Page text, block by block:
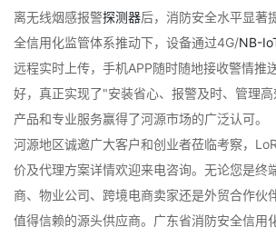
离无线烟感报警探测器后，消防安全水平显著
全信用化监管体系推动下，设备通过4G/NB-
远程实时上传，手机APP随时随地接收警情推
好，真正实现了"安装省心、报警及时、管理
产品和专业服务赢得了河源市场的广泛认可。
河源地区诚邀广大客户和创业者莅临考察，
价及代理方案详情欢迎来电咨询。无论您是终
商、物业公司、跨境电商卖家还是外贸合作伙
值得信赖的源头供应商。广东省消防安全信用